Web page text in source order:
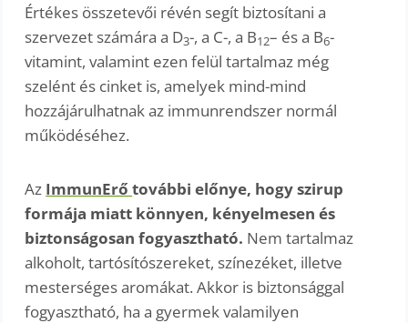
Értékes összetevői révén segít biztosítani a
szervezet számára a D3-, a C-, a B12– és a B6-
vitamint, valamint ezen felül tartalmaz még
szelént és cinket is, amelyek mind-mind
hozzájárulhatnak az immunrendszer normál
működéséhez.
Az ImmunErőtovábbi előnye, hogy szirup
formája miatt könnyen, kényelmesen és
biztonságosan fogyasztható. Nem tartalmaz
alkoholt, tartósítószereket, színezéket, illetve
mesterséges aromákat. Akkor is biztonsággal
fogyasztható, ha a gyermek valamilyen